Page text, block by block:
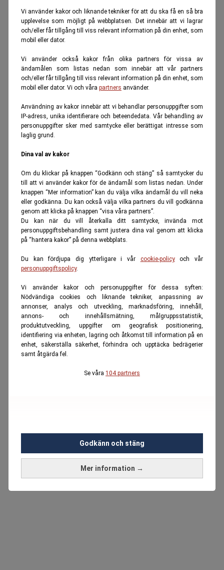
Vi använder kakor och liknande tekniker för att du ska få en så bra
upplevelse som möjligt på webbplatsen. Det innebär att vi lagrar
och/eller får tillgång till viss relevant information på din enhet, som
mobil eller dator.
Vi använder också kakor från olika partners för vissa av
ändamålen som listas nedan som innebär att vår partners
och/eller får tillgång till viss relevant information på din enhet, som
mobil eller dator. Vi och våra partners använder.
Användning av kakor innebär att vi behandlar personuppgifter som
IP-adress, unika identifierare och beteendedata. Vår behandling av
personuppgifter sker med samtycke eller berättigat intresse som
laglig grund.
Dina val av kakor
Om du klickar på knappen “Godkänn och stäng” så samtycker du
till att vi använder kakor för de ändamål som listas nedan. Under
knappen “Mer information” kan du välja vilka ändamål du vill neka
eller godkänna. Du kan också välja vilka partners du vill godkänna
genom att klicka på knappen “visa våra partners”.
Du kan när du vill återkalla ditt samtycke, invända mot
personuppgiftsbehandling samt justera dina val genom att klicka
på “hantera kakor” på denna webbplats.
Du kan fördjupa dig ytterligare i vår cookie-policyoch vår
personuppgiftspolicy.
Vi använder kakor och personuppgifter för dessa syften:
Nödvändiga cookies och liknande tekniker, anpassning av
annonser, analys och utveckling, marknadsföring, innehåll,
annons- och innehållsmätning, målgruppsstatistik,
produktutveckling, uppgifter om geografisk positionering,
identifiering via enheten, lagring och åtkomst till information på en
enhet, säkerställa säkerhet, förhindra och upptäcka bedrägerier
samt åtgärda fel.
Se våra 104 partners
Mer information →
Godkänn och stäng